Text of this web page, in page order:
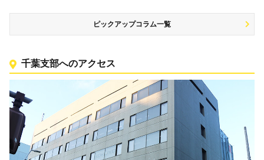
ピックアップコラム一覧
千葉支部へのアクセス